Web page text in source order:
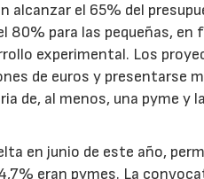
el 65% del
80% para las pequeñas,
experimental. Los
de euros y presentarse
de, al menos, una pyme y
en junio de este año,
eran pymes. La